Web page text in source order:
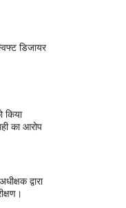
डिजायर
किया
का आरोप
द्वारा